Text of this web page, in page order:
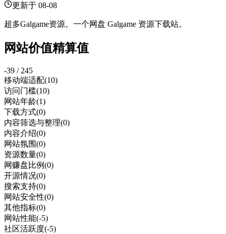
更新于 08-08
超多Galgame资源。一个网盘 Galgame 资源下载站。
网站价值精算值
-39 / 245
移动端适配(10)
访问门槛(10)
网站年龄(1)
下载方式(0)
内容筛选与整理(0)
内容介绍(0)
网站氛围(0)
资源数量(0)
网赚盘比例(0)
开源情况(0)
搜索支持(0)
网站安全性(0)
其他指标(0)
网站性能(-5)
社区活跃度(-5)